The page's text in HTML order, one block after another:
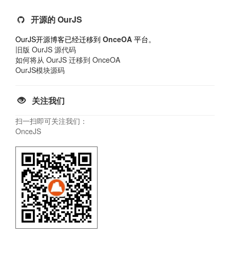
开源的 OurJS
OurJS开源博客已经迁移到 OnceOA 平台。
旧版 OurJS 源代码
如何将从 OurJS 迁移到 OnceOA
OurJS模块源码
关注我们
扫一扫即可关注我们：
OnceJS